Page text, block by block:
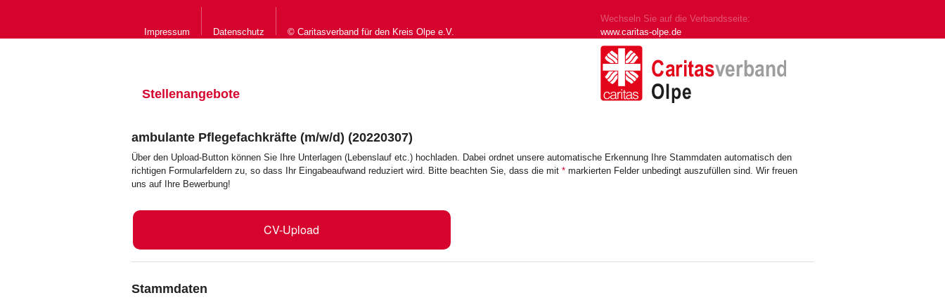
Impressum Datenschutz © Caritasverband für den Kreis Olpe e.V.
Wechseln Sie auf die Verbandsseite:
www.caritas-olpe.de
Stellenangebote
ambulante Pflegefachkräfte (m/w/d) (20220307)
Über den Upload-Button können Sie Ihre Unterlagen (Lebenslauf etc.) hochladen. Dabei ordnet unsere automatische Erkennung Ihre Stammdaten automatisch den
richtigen Formularfeldern zu, so dass Ihr Eingabeaufwand reduziert wird. Bitte beachten Sie, dass die mit * markierten Felder unbedingt auszufüllen sind. Wir freuen
uns auf Ihre Bewerbung!
CV-Upload
Stammdaten